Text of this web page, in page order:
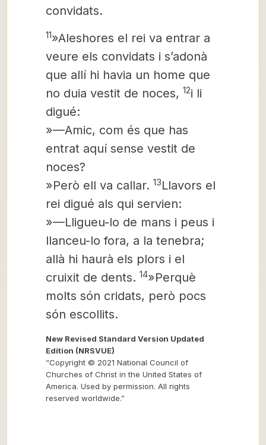
convidats.
11»Aleshores el rei va entrar a
veure els convidats i s’adonà
que allí hi havia un home que
no duia vestit de noces, 12i li
digué:
»—Amic, com és que has
entrat aquí sense vestit de
noces?
»Però ell va callar. 13Llavors el
rei digué als qui servien:
»—Lligueu-lo de mans i peus i
llanceu-lo fora, a la tenebra;
allà hi haurà els plors i el
cruixit de dents. 14»Perquè
molts són cridats, però pocs
són escollits.
New Revised Standard Version Updated
Edition (NRSVUE)
“Copyright © 2021 National Council of
Churches of Christ in the United States of
America. Used by permission. All rights
reserved worldwide.”